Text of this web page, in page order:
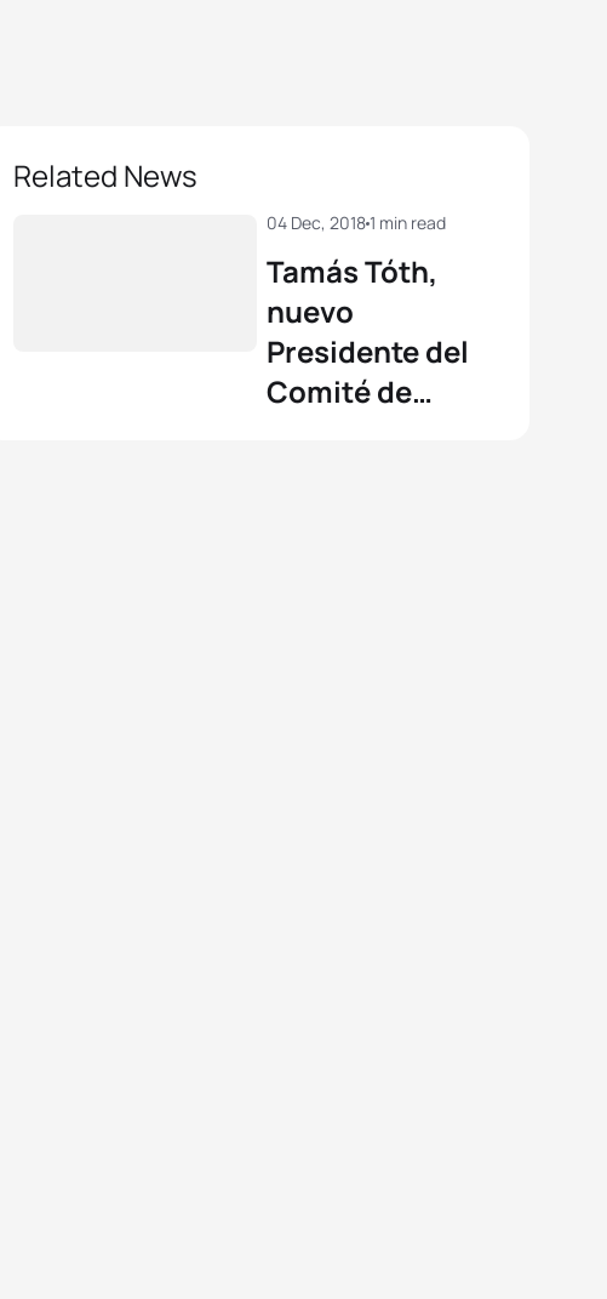
Related News
Tamás Tóth,
nuevo
Presidente del
Comité de
04 Dec, 20181 min read